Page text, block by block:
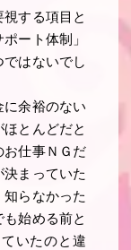
する項目と
ート体制」
ではないでし
に余裕のない
とんどだと
お仕事ＮＧだ
まっていた
知らなかった
始める前と
いたのと違